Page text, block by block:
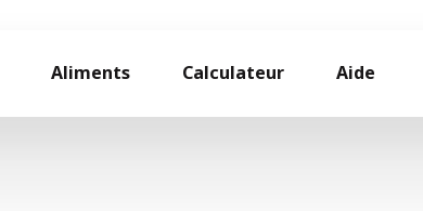
Aliments Calculateur Aide